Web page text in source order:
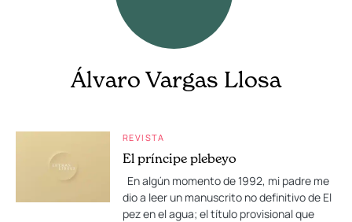
Álvaro Vargas Llosa
REVISTA
El príncipe plebeyo
En algún momento de 1992, mi padre me
dio a leer un manuscrito no definitivo de El
pez en el agua; el título provisional que